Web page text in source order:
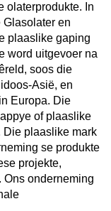
olaterprodukte. In
en
plaaslike gaping
word uitgevoer na
soos die
Asië, en
Europa. Die
of plaaslike
Die plaaslike mark
se produkte
projekte,
Ons onderneming